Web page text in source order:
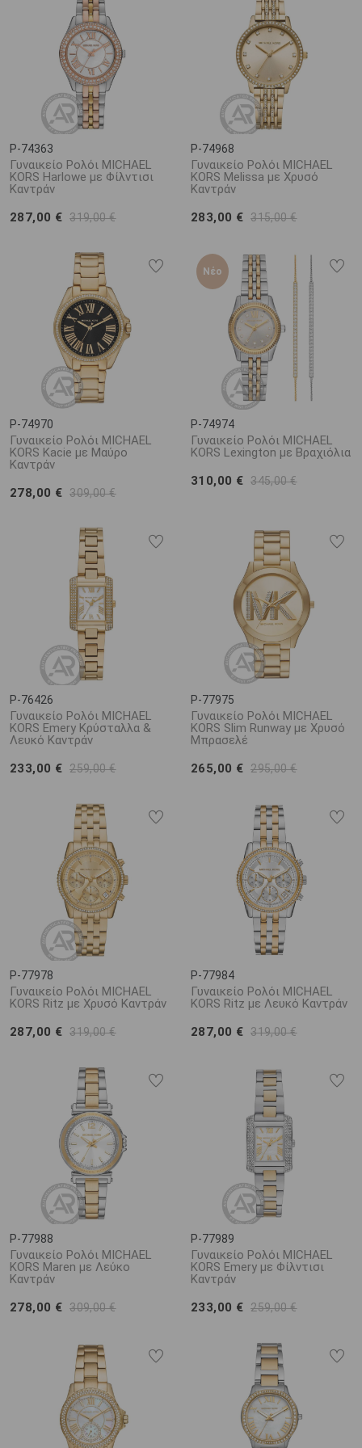
P-74363
Γυναικείο Ρολόι MICHAEL
KORS Harlowe με Φίλντισι
Καντράν
287,00 € 319,00 €
P-74968
Γυναικείο Ρολόι MICHAEL
KORS Melissa με Χρυσό
Καντράν
283,00 € 315,00 €
P-74970
Γυναικείο Ρολόι MICHAEL
KORS Kacie με Μαύρο
Καντράν
278,00 € 309,00 €
Νέο
P-74974
Γυναικείο Ρολόι MICHAEL
KORS Lexington με Bραχιόλια
310,00 € 345,00 €
P-76426
Γυναικείο Ρολόι MICHAEL
KORS Emery Κρύσταλλα &
Λευκό Καντράν
233,00 € 259,00 €
P-77975
Γυναικείο Ρολόι MICHAEL
KORS Slim Runway με Χρυσό
Μπρασελέ
265,00 € 295,00 €
P-77978
Γυναικείο Ρολόι MICHAEL
KORS Ritz με Χρυσό Καντράν
287,00 € 319,00 €
P-77984
Γυναικείο Ρολόι MICHAEL
KORS Ritz με Λευκό Καντράν
287,00 € 319,00 €
P-77988
Γυναικείο Ρολόι MICHAEL
KORS Maren με Λεύκο
Καντράν
278,00 € 309,00 €
P-77989
Γυναικείο Ρολόι MICHAEL
KORS Emery με Φίλντισι
Καντράν
233,00 € 259,00 €